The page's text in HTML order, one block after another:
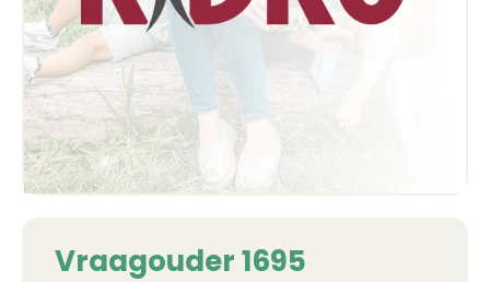
Vraagouder 1695